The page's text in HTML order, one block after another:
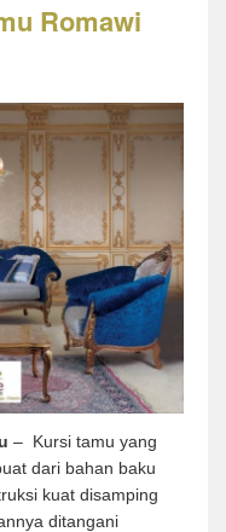
Romawi
– Kursi tamu yang
dari bahan baku
kuat disamping
ditangani